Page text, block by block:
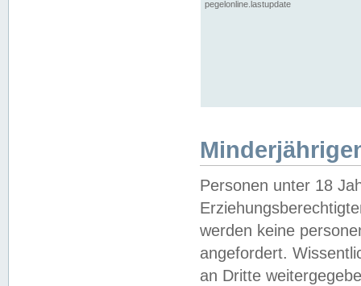
pegelonline.lastupdate
Personen unter 18
werden keine
angefordert.
an Dritte